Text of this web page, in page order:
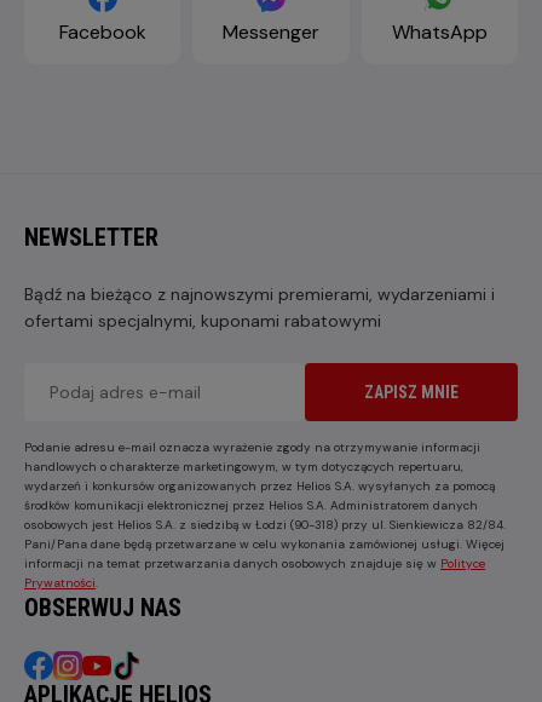
Facebook Messenger WhatsApp
NEWSLETTER
Bądź na bieżąco z najnowszymi premierami, wydarzeniami i
ofertami specjalnymi, kuponami rabatowymi
ZAPISZ MNIE
Podanie adresu e-mail oznacza wyrażenie zgody na otrzymywanie informacji
handlowych o charakterze marketingowym, w tym dotyczących repertuaru,
wydarzeń i konkursów organizowanych przez Helios S.A. wysyłanych za pomocą
środków komunikacji elektronicznej przez Helios S.A. Administratorem danych
osobowych jest Helios S.A. z siedzibą w Łodzi (90-318) przy ul. Sienkiewicza 82/84.
Pani/Pana dane będą przetwarzane w celu wykonania zamówionej usługi. Więcej
informacji na temat przetwarzania danych osobowych znajduje się w Polityce
Prywatności
OBSERWUJ NAS
APLIKACJE HELIOS